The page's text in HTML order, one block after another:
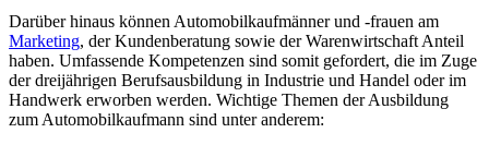
Darüber hinaus können Automobilkaufmänner und -frauen am
Marketing, der Kundenberatung sowie der Warenwirtschaft Anteil
haben. Umfassende Kompetenzen sind somit gefordert, die im Zuge
der dreijährigen Berufsausbildung in Industrie und Handel oder im
Handwerk erworben werden. Wichtige Themen der Ausbildung
zum Automobilkaufmann sind unter anderem: